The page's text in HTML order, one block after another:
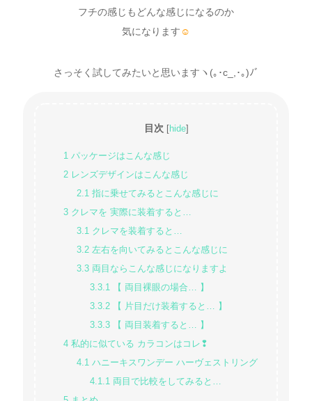
フチの感じもどんな感じになるのか
気になります ☺
さっそく試してみたいと思いますヽ(｡･c_,･｡)ﾉﾞ
目次 hide
1 パッケージはこんな感じ
2 レンズデザインはこんな感じ
2.1 指に乗せてみるとこんな感じに
3 クレマを 実際に装着すると…
3.1 クレマを装着すると…
3.2左右を向いてみるとこんな感じに
3.3両目ならこんな感じになりますよ
3.3.1
【 両目裸眼の場合… 】
3.3.2【 片目だけ装着すると… 】
3.3.3【 両目装着すると… 】
4 私的に似ている カラコンはコレ❢
4.1 ハニーキスワンデー ハーヴェストリング
4.1.1 両目で比較をしてみると…